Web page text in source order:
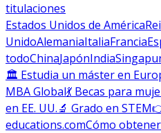
titulaciones
Estados Unidos de América
UnidoAlemaniaItaliaFrancia
todoChinaJapónIndia
🏛 Estudia un máster en
MBA Global💃 Becas para
en EE. UU.🔬 Grado en STEM
educations.comCómo